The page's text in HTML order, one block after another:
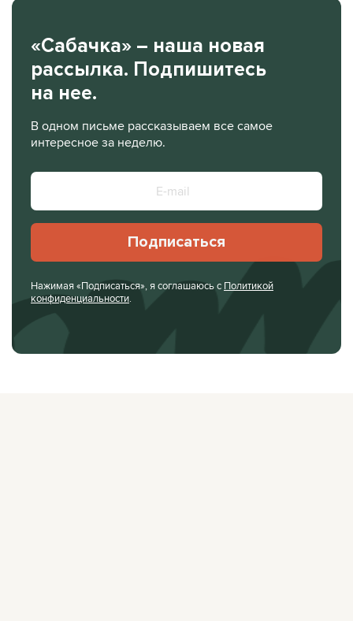
«Сабачка» – наша новая
рассылка. Подпишитесь
на нее.
В одном письме рассказываем все самое
интересное за неделю.
Подписаться
Нажимая «Подписаться», я соглашаюсь с Политикой
конфиденциальности.